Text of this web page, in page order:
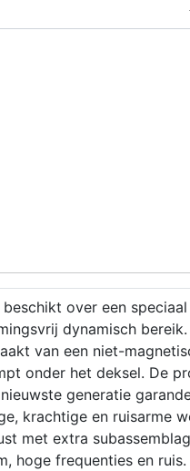
beschikt over een
dynamisch
van een niet-
onder het deksel. De
generatie
krachtige en ruisarme
met extra
hoge frequenties en